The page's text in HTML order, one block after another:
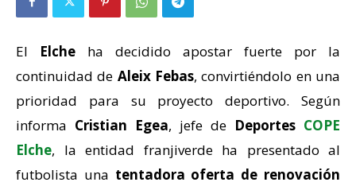
El Elche ha decidido apostar fuerte por la
continuidad de Aleix Febas, convirtiéndolo en una
prioridad para su proyecto deportivo. Según
informa Cristian Egea, jefe de Deportes COPE
Elche, la entidad franjiverde ha presentado al
futbolista una tentadora oferta de renovación